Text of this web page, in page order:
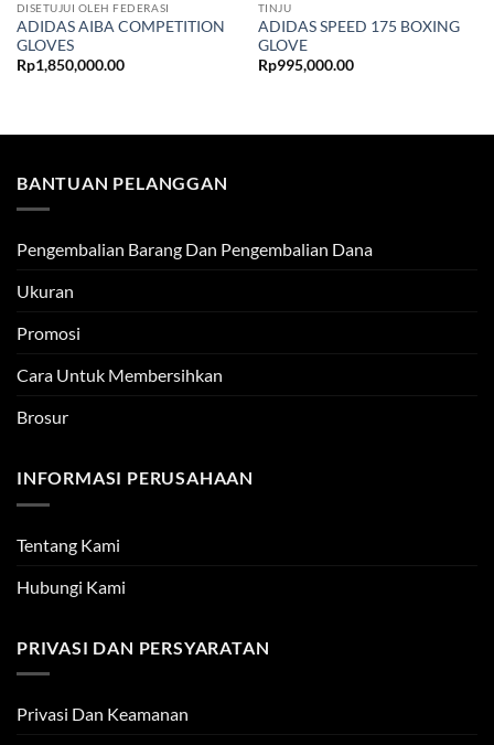
DISETUJUI OLEH FEDERASI
ADIDAS AIBA COMPETITION
GLOVES
Rp1,850,000.00
TINJU
ADIDAS SPEED 175 BOXING
GLOVE
Rp995,000.00
BANTUAN PELANGGAN
Pengembalian Barang Dan Pengembalian Dana
Ukuran
Promosi
Cara Untuk Membersihkan
Brosur
INFORMASI PERUSAHAAN
Tentang Kami
Hubungi Kami
PRIVASI DAN PERSYARATAN
Privasi Dan Keamanan